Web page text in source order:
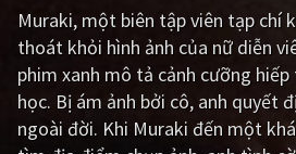
Kinh dị Tội
Phiêu lưu Hài
Viễn tưởng
Muraki, một biên tập viên tạp chí
thoát khỏi hình ảnh của nữ diễn
phim xanh mô tả cảnh cưỡng
học. Bị ám ảnh bởi cô, anh quyết
ngoài đời. Khi Muraki đến một